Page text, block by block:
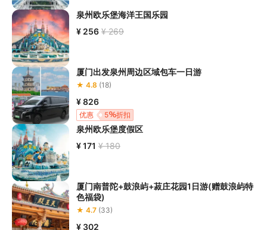
泉州欧乐堡海洋王国乐园
¥ 256 ¥ 269
厦门出发泉州周边区域包车一日游
★ 4.8 (18)
¥ 826
5 折扣
优惠
泉州欧乐堡度假区
¥ 171 ¥ 180
厦门南普陀+鼓浪屿+菽庄花园1日游(赠鼓浪屿特
色福袋)
★ 4.7 (33)
¥ 302